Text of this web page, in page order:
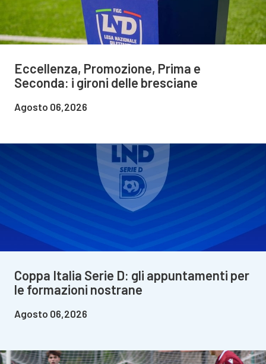
Eccellenza, Promozione, Prima e
Seconda: i gironi delle bresciane
Agosto 06,2026
Coppa Italia Serie D: gli appuntamenti per
le formazioni nostrane
Agosto 06,2026